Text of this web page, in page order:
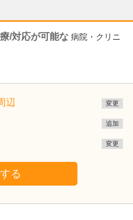
/対応が可能な 病院・クリニ
辺 変更
追加
変更
る